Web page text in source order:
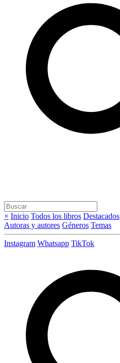
× Inicio Todos los libros Destacados
Autoras y autores Géneros Temas
Instagram Whatsapp TikTok